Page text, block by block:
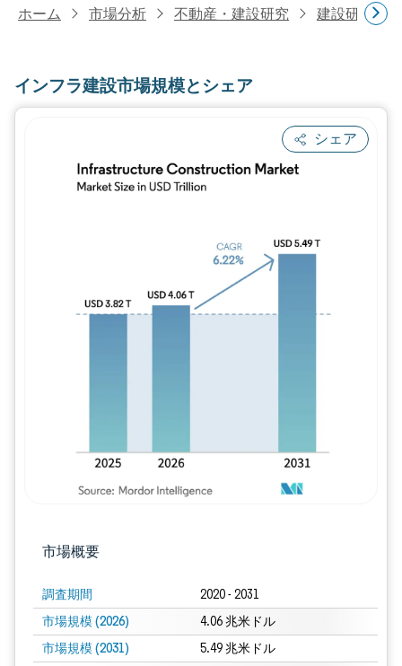
ホーム 市場分析 不動産・建設研究 建設研究
インフラ建設市場規模とシェア
シェア
市場概要
調査期間 2020 - 2031
市場規模 (2026) 4.06 兆米ドル
市場規模 (2031) 5.49 兆米ドル